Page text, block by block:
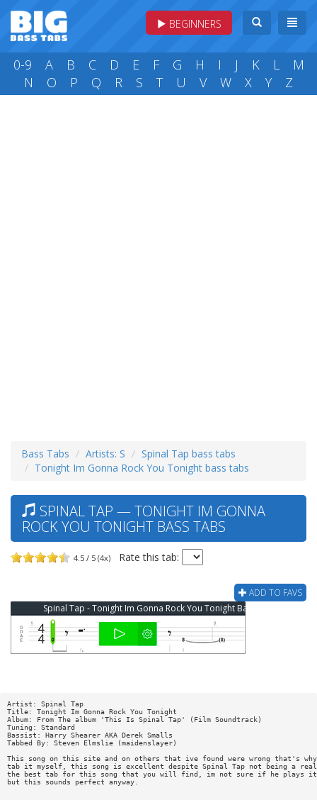
BEGINNERS
0-9 A B C D E F G H I J K L
M
N
O P Q R S T U V W X Y Z
Bass Tabs Artists: S
Spinal Tap bass tabs
Tonight Im Gonna Rock You Tonight bass tabs
SPINAL TAP — TONIGHT IM GONNA
ROCK YOU TONIGHT BASS TABS
4.5 / 5 (4x) Rate this tab:
ADD TO FAVS
Spinal Tap - Tonight Im Gonna Rock You Tonight Bass Tab
Artist: Spinal Tap
Title: Tonight Im Gonna Rock You Tonight
Album: From The album 'This Is Spinal Tap' (Film Soundtrack)
Tuning: Standard
Bassist: Harry Shearer AKA Derek Smalls
Tabbed By: Steven Elmslie (maidenslayer)
This song on this site and on others that ive found were wrong that's
tab it myself, this song is excellent despite Spinal Tap not being a
the best tab for this song that you will find, im not sure if he plays
but this sounds perfect anyway.